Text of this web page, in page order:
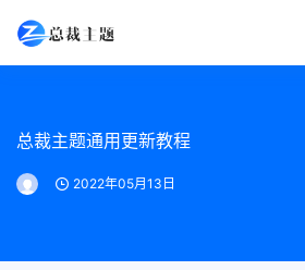
总裁主题通用更新教程
2022年05月13日